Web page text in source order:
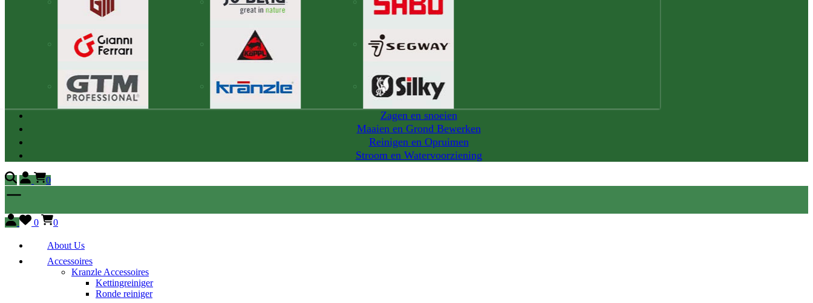
Zagen en snoeien
Maaien en Grond Bewerken
Reinigen en Opruimen
Stroom en Watervoorziening
0
0 0
About Us
Accessoires
Kranzle Accessoires
Kettingreiniger
Ronde reiniger